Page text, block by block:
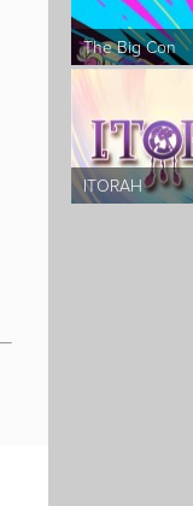
The Big Con
ITORAH